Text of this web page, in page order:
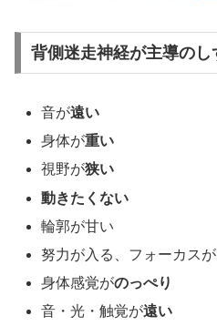
背側迷走神経が主導のし
音が遠い
身体が重い
視野が狭い
動きたくない
輪郭が甘い
努力が入る、フォーカス
身体感覚がのっぺり
音・光・触覚が遠い